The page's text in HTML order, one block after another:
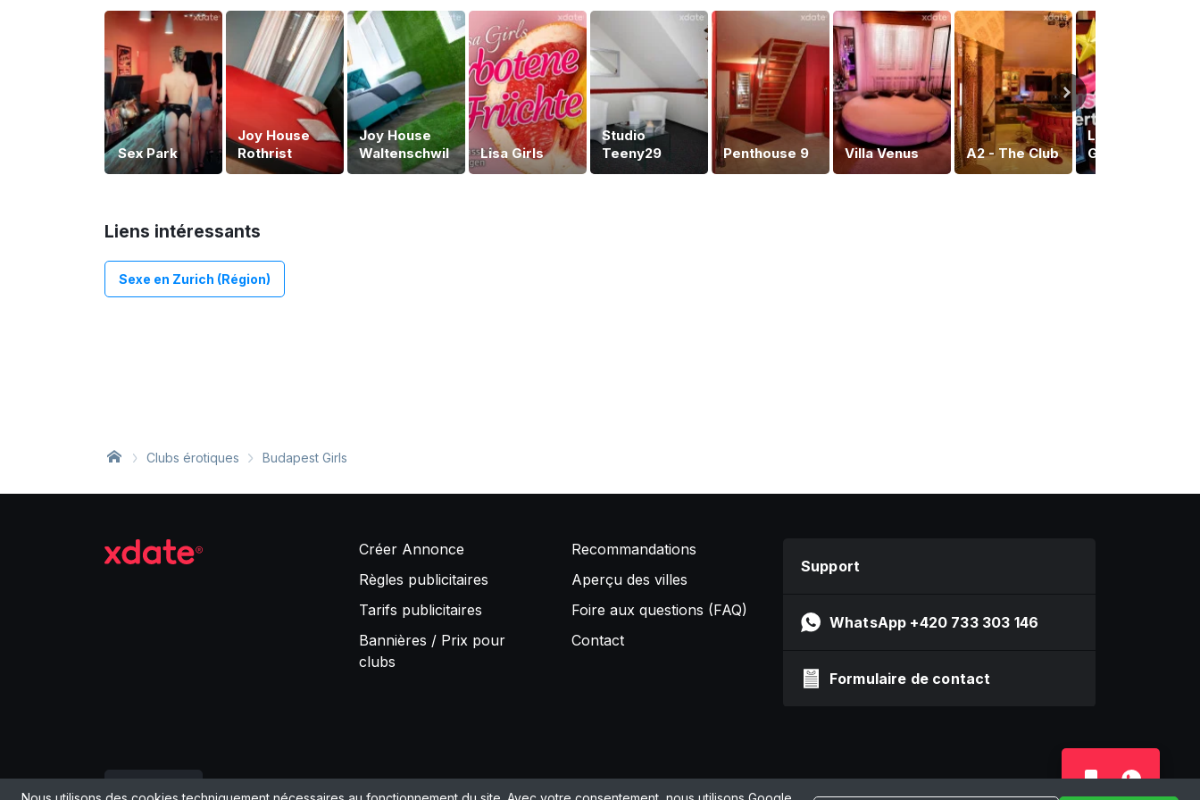
Sex Park
Joy House
Rothrist
Joy House
Waltenschwil
Lisa Girls
Studio
Teeny29
Penthouse 9 Villa Venus A2 - The Club
Lustpoint
Girls Studio
Liens intéressants
Sexe en Zurich (Région)
Clubs érotiques Budapest Girls
Créer Annonce
Règles publicitaires
Tarifs publicitaires
Bannières / Prix pour
clubs
Recommandations
Aperçu des villes
Foire aux questions (FAQ)
Contact
Support
WhatsApp +420 733 303 146
Formulaire de contact